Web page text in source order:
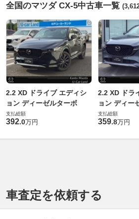
全国のマツダ CX-5中古車一覧
2.2 XD ドライブ エディシ
ョン ディーゼルターボ
支払総額
392.0万円
2.2 XD ドラ
ョン ディー
支払総額
359.8万円
車査定を依頼する